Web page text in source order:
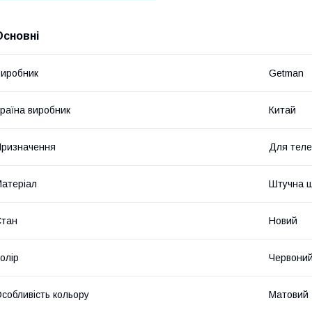
Getman
виробник Китай
Для
Штучна
Новий
Червоний
кольору Матовий